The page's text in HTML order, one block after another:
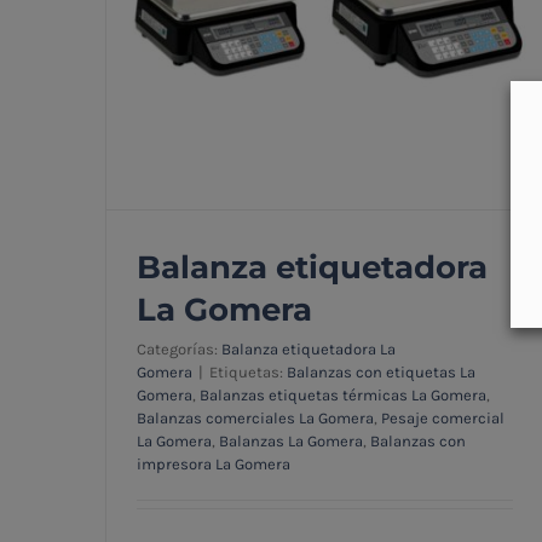
Balanza etiquetadora La Gomera
Balanza etiquetadora
La Gomera
Categorías: Balanza etiquetadora La
Gomera
Etiquetas: Balanzas con etiquetas La
Gomera, Balanzas etiquetas térmicas La Gomera,
Balanzas comerciales La Gomera, Pesaje comercial
La Gomera, Balanzas La Gomera, Balanzas con
impresora La Gomera